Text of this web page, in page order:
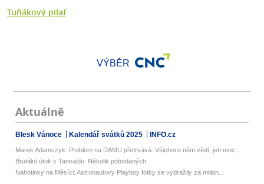
Tuňákový pilaf
VÝBĚR
Aktuálně
Blesk Vánoce Kalendář svátků 2025 INFO.cz
Marek Adamczyk: Problém na DAMU přetrvává. Všichni o něm vědí, jen moc...
Brutální útok v Tanvaldu: Několik pobodaných
Nahotinky na Měsíci: Astronautovy Playboy fotky se vydražily za milion...